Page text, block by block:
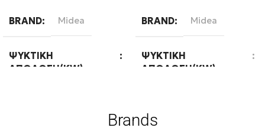
BRAND Midea
ΨΥΚΤΙΚΉ
ΑΠΌΔΟΣΗ(KW)
BRAND Midea
ΨΥΚΤΙΚΉ
ΑΠΌΔΟΣΗ(KW)
Brands